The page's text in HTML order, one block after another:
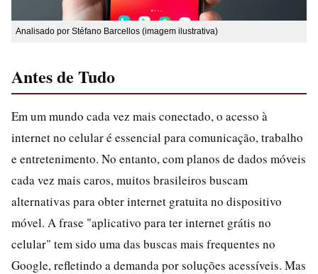
Analisado por Stéfano Barcellos (imagem ilustrativa)
Antes de Tudo
Em um mundo cada vez mais conectado, o acesso à
internet no celular é essencial para comunicação, trabalho
e entretenimento. No entanto, com planos de dados móveis
cada vez mais caros, muitos brasileiros buscam
alternativas para obter internet gratuita no dispositivo
móvel. A frase "aplicativo para ter internet grátis no
celular" tem sido uma das buscas mais frequentes no
Google, refletindo a demanda por soluções acessíveis. Mas